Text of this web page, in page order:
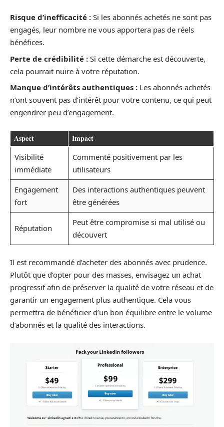
Risque d’inefficacité : Si les abonnés achetés ne sont pas
engagés, leur nombre ne vous apportera pas de réels
bénéfices.
Perte de crédibilité : Si cette démarche est découverte,
cela pourrait nuire à votre réputation.
Manque d’intérêts authentiques : Les abonnés achetés
n’ont souvent pas d’intérêt pour votre contenu, ce qui peut
engendrer peu d’engagement.
Aspect Impact
Visibilité
immédiate
Commenté positivement par les
utilisateurs
Engagement
fort
Des interactions authentiques peuvent
être générées
Réputation
Peut être compromise si mal utilisé ou
découvert
Il est recommandé d’acheter des abonnés avec prudence.
Plutôt que d’opter pour des masses, envisagez un achat
progressif afin de préserver la qualité de votre réseau et de
garantir un engagement plus authentique. Cela vous
permettra de bénéficier d’un bon équilibre entre le volume
d’abonnés et la qualité des interactions.